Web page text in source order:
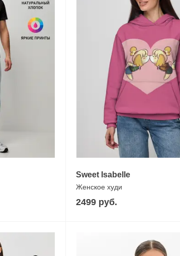
Sweet Isabelle
Женское худи
2499 руб.